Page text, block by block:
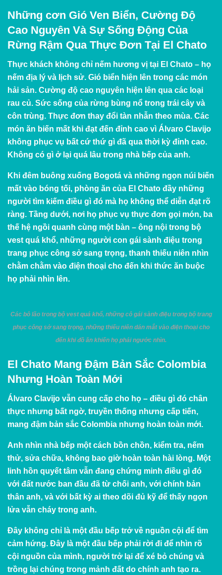
Những cơn Gió Ven Biển, Cường Độ
Cao Nguyên Và Sự Sống Động Của
Rừng Rậm Qua Thực Đơn Tại El Chato
Thực khách không chỉ nếm hương vị tại El Chato – họ
nếm địa lý và lịch sử. Gió biển hiện lên trong các món
hải sản. Cường độ cao nguyên hiện lên qua các loại
rau củ. Sức sống của rừng bùng nổ trong trái cây và
côn trùng. Thực đơn thay đổi tàn nhẫn theo mùa. Các
món ăn biến mất khi đạt đến đỉnh cao vì Álvaro Clavijo
không phục vụ bất cứ thứ gì đã qua thời kỳ đỉnh cao.
Không có gì ở lại quá lâu trong nhà bếp của anh.
Khi đêm buông xuống Bogotá và những ngọn núi biến
mất vào bóng tối, phòng ăn của El Chato đầy những
người tìm kiếm điều gì đó mà họ không thể diễn đạt rõ
ràng. Tầng dưới, nơi họ phục vụ thực đơn gọi món, ba
thế hệ ngồi quanh cùng một bàn – ông nội trong bộ
vest quá khổ, những người con gái sành điệu trong
trang phục công sở sang trọng, thanh thiếu niên nhìn
chằm chằm vào điện thoại cho đến khi thức ăn buộc
họ phải nhìn lên.
Các bô lão trong bộ vest quá khổ, những cô gái sành điệu trong bộ trang
phục công sở sang trọng, những thiếu niên dán mắt vào điện thoại cho
đến khi đồ ăn khiến họ phải ngước nhìn.
El Chato Mang Đậm Bản Sắc Colombia
Nhưng Hoàn Toàn Mới
Álvaro Clavijo vẫn cung cấp cho họ – điều gì đó chân
thực nhưng bất ngờ, truyền thống nhưng cấp tiến,
mang đậm bản sắc Colombia nhưng hoàn toàn mới.
Anh nhìn nhà bếp một cách bồn chồn, kiểm tra, nếm
thử, sửa chữa, không bao giờ hoàn toàn hài lòng. Một
linh hồn quyết tâm vẫn đang chứng minh điều gì đó
với đất nước ban đầu đã từ chối anh, với chính bản
thân anh, và với bất kỳ ai theo dõi đủ kỹ để thấy ngọn
lửa vẫn cháy trong anh.
Đây không chỉ là một đầu bếp trở về nguồn cội để tìm
cảm hứng. Đây là một đầu bếp phải rời đi để nhìn rõ
cội nguồn của mình, người trở lại để xé bỏ chúng và
trồng lại chúng trong mảnh đất do chính anh tạo ra.